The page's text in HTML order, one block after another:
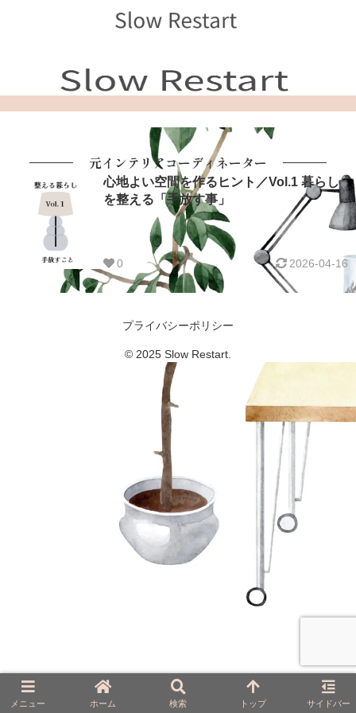
元インテリアコーディネーター
心地よい空間を作るヒント／Vol.1 暮らし
を整える「手放す事」
0 2026-04-16
プライバシーポリシー
© 2025 Slow Restart.
メニュー ホーム 検索 トップ サイドバー